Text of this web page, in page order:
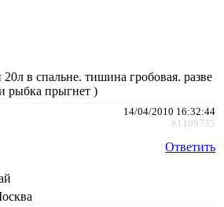
в спальне. тишина гробовая. разве
рыбка прыгнет )
14/04/2010 16:32:44
#1109735
Ответить